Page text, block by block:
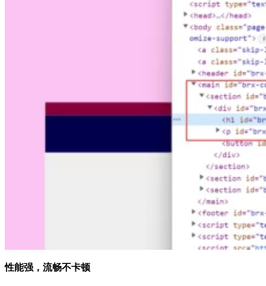
性能强，流畅不卡顿